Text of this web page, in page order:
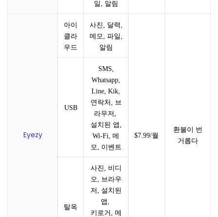
일, 알림
Eyezy
아이
클라
우드
사진, 달력,
메모, 파일,
알림
$7.99/월
환불이 번
거롭다
USB
SMS,
Whatsapp,
Line, Kik,
연락처, 브
라우저,
설치된 앱,
Wi-Fi, 메
모, 이벤트
탈옥
사진, 비디
오, 브라우
저, 설치된
앱,
키로거, 메